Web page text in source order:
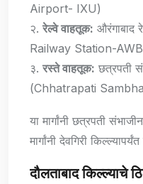
Airport- IXU)
२. रेल्वे वाहतूक:
Railway Station-
३. रस्ते वाहतूक: छत्रपती
(Chhatrapati
या मार्गांनी छत्रपती
मार्गांनी देवगिरी
दौलताबाद किल्ल्याचे